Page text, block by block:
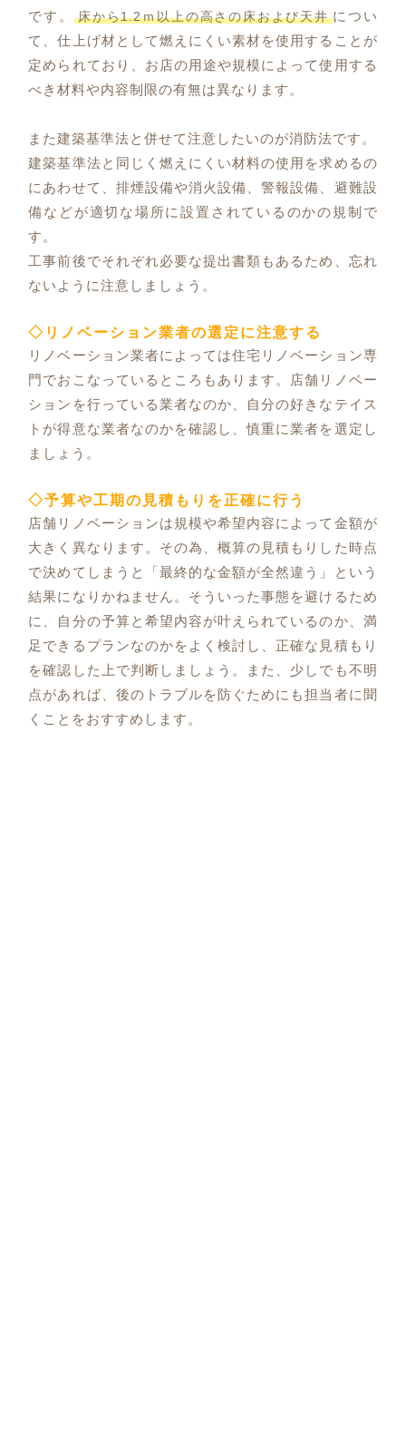
です。
床から1.2ｍ以上の高さの床および天井 につい
て、仕上げ材として燃えにくい素材を使用することが
定められており、お店の用途や規模によって使用する
べき材料や内容制限の有無は異なります。
また建築基準法と併せて注意したいのが消防法です。
建築基準法と同じく燃えにくい材料の使用を求めるの
にあわせて、排煙設備や消火設備、警報設備、避難設
備などが適切な場所に設置されているのかの規制で
す。
工事前後でそれぞれ必要な提出書類もあるため、忘れ
ないように注意しましょう。
◇リノベーション業者の選定に注意する
リノベーション業者によっては住宅リノベーション専
門でおこなっているところもあります。店舗リノベー
ションを行っている業者なのか、自分の好きなテイス
トが得意な業者なのかを確認し、慎重に業者を選定し
ましょう。
◇予算や工期の見積もりを正確に行う
店舗リノベーションは規模や希望内容によって金額が
大きく異なります。その為、概算の見積もりした時点
で決めてしまうと「最終的な金額が全然違う」という
結果になりかねません。そういった事態を避けるため
に、自分の予算と希望内容が叶えられているのか、満
足できるプランなのかをよく検討し、正確な見積もり
を確認した上で判断しましょう。また、少しでも不明
点があれば、後のトラブルを防ぐためにも担当者に聞
くことをおすすめします。